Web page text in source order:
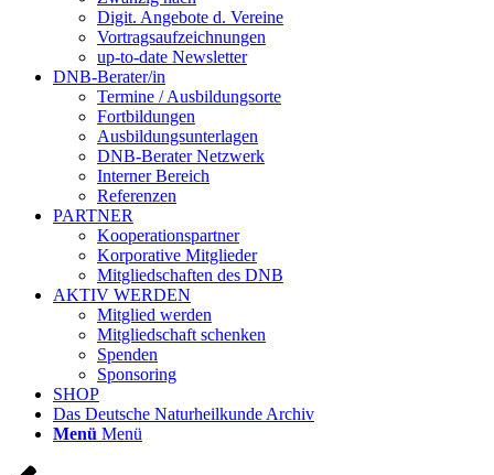
Digit. Angebote d. Vereine
Vortragsaufzeichnungen
up-to-date Newsletter
DNB-Berater/in
Termine / Ausbildungsorte
Fortbildungen
Ausbildungsunterlagen
DNB-Berater Netzwerk
Interner Bereich
Referenzen
PARTNER
Kooperationspartner
Korporative Mitglieder
Mitgliedschaften des DNB
AKTIV WERDEN
Mitglied werden
Mitgliedschaft schenken
Spenden
Sponsoring
SHOP
Das Deutsche Naturheilkunde Archiv
Menü Menü